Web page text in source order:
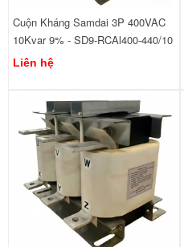
Cuộn Kháng Samdai 3P 400VAC
10Kvar 9% - SD9-RCAl400-440/10
Liên hệ